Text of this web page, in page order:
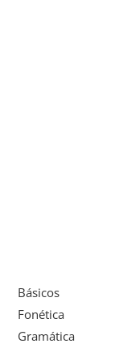
Básicos
Fonética
Gramática